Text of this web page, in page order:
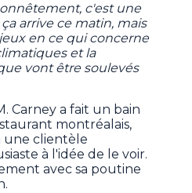
c'est une
arrive ce matin, mais
en ce qui concerne
et la
vont être soulevés
Carney a fait un bain
montréalais,
une clientèle
à l'idée de le voir.
avec sa poutine